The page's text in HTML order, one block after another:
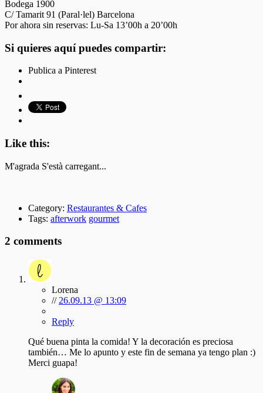
Bodega 1900
C/ Tamarit 91 (Paral·lel) Barcelona
Por ahora sin reservas: Lu-Sa 13’00h a 20’00h
Si quieres aquí puedes compartir:
Publica a Pinterest
Like this:
M'agrada S'està carregant...
Category: Restaurantes & Cafes
Tags: afterwork gourmet
2 comments
Lorena
// 26.09.13 @ 13:09
Reply
Qué buena pinta la comida! Y la decoración es preciosa
también… Me lo apunto y este fin de semana ya tengo plan :)
Merci guapa!